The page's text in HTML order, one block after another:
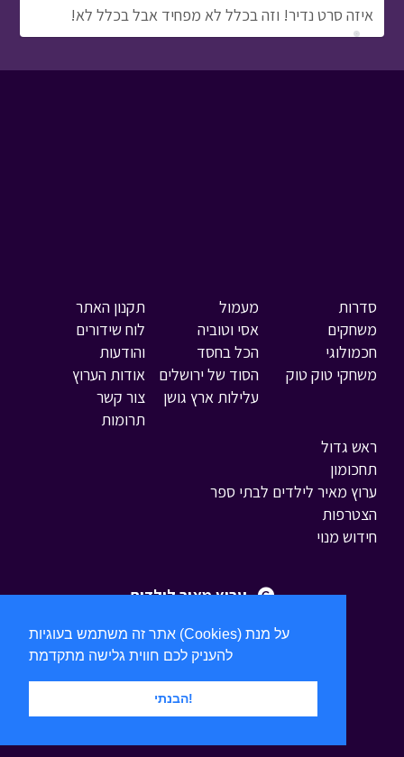
אתר זה משתמש בעוגיות (Cookies) על מנת
הבנתי!
איזה סרט נדיר! וזה בכלל לא מפחיד אבל בכלל לא!
סדרות
משחקים
חכמולוגי
משחקי טוק טוק
מעמול
אסי וטוביה
הכל בחסד
הסוד של ירושלים
עלילות ארץ גושן
ראש גדול
תחכומון
ערוץ מאיר לילדים לבתי ספר
הצטרפות
חידוש מנוי
תקנון האתר
לוח שידורים
והודעות
אודות הערוץ
צור קשר
תרומות
ערוץ מאיר לילדים